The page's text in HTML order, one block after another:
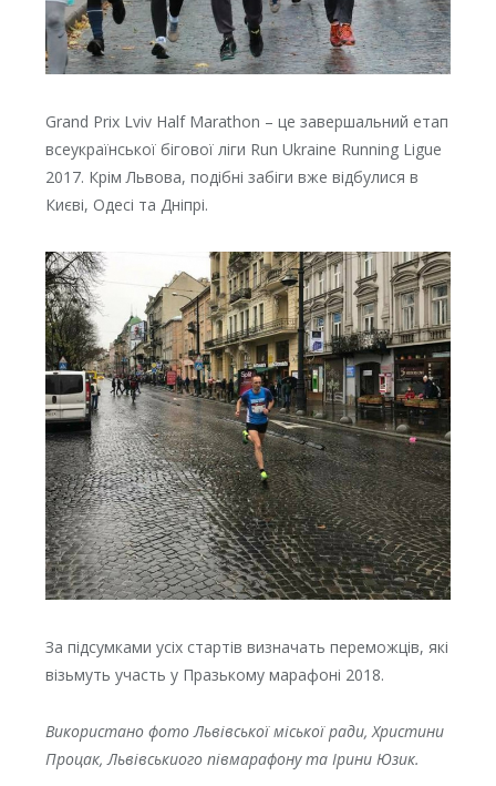
Grand Prix Lviv Half Marathon – це завершальний етап
всеукраїнської бігової ліги Run Ukraine Running Ligue
2017. Крім Львова, подібні забіги вже відбулися в
Києві, Одесі та Дніпрі.
За підсумками усіх стартів визначать переможців, які
візьмуть участь у Празькому марафоні 2018.
Використано фото Львівської міської ради, Христини
Процак, Львівськиого півмарафону та Ірини Юзик.